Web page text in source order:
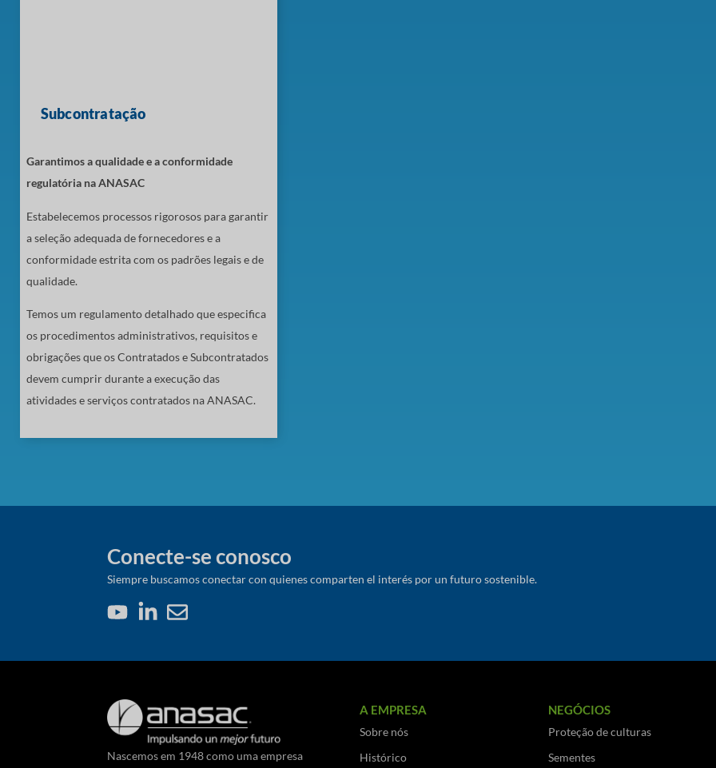
Subcontratação
Garantimos a qualidade e a conformidade
regulatória na ANASAC
Estabelecemos processos rigorosos para garantir
a seleção adequada de fornecedores e a
conformidade estrita com os padrões legais e de
qualidade.
Temos um regulamento detalhado que especifica
os procedimentos administrativos, requisitos e
obrigações que os Contratados e Subcontratados
devem cumprir durante a execução das
atividades e serviços contratados na ANASAC.
Conecte-se conosco
Siempre buscamos conectar con quienes comparten el interés por un futuro sostenible.
Nascemos em 1948 como uma empresa
A EMPRESA
Sobre nós
Histórico
NEGÓCIOS
Proteção de culturas
Sementes